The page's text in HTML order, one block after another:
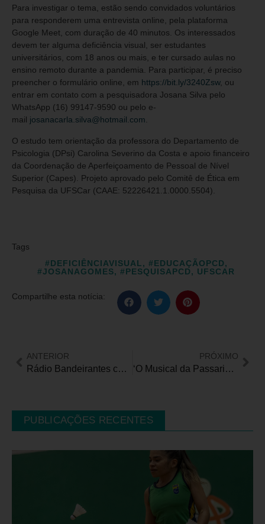
Para investigar o tema, estão sendo convidados voluntários
para responderem uma entrevista online, pela plataforma
Google Meet, com duração de 40 minutos. Os interessados
devem ter alguma deficiência visual, ser estudantes
universitários, com 18 anos ou mais, e ter cursado aulas no
ensino remoto durante a pandemia. Para participar, é preciso
preencher o formulário online, em https://bit.ly/3240Zsw, ou
entrar em contato com a pesquisadora Josana Silva pelo
WhatsApp (16) 99147-9590 ou pelo e-
mail josanacarla.silva@hotmail.com
O estudo tem orientação da professora do Departamento de
Psicologia (DPsi) Carolina Severino da Costa e apoio financeiro
da Coordenação de Aperfeiçoamento de Pessoal de Nível
Superior (Capes). Projeto aprovado pelo Comitê de Ética em
Pesquisa da UFSCar (CAAE: 52226421.1.0000.5504).
Tags
#DEFICIÊNCIAVISUAL, #EDUCAÇÃOPCD,
#JOSANAGOMES, #PESQUISAPCD, UFSCAR
Compartilhe esta notícia:
ANTERIOR
Rádio Bandeirantes cobra Célia Leão por regulamentação do IPVA
PRÓXIMO
‘O Musical da Passarinha’ estreia em teatro de SP
PUBLICAÇÕES RECENTES